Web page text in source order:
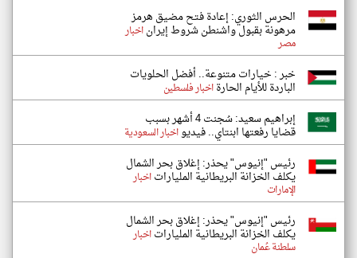
الحرس الثوري: إعادة فتح مضيق هرمز
مرهونة بقبول واشنطن شروط إيراناخبار
مصر
خبر : خيارات متنوعة.. أفضل الحلويات
الباردة للأيام الحارةاخبار فلسطين
إبراهيم سعيد: سُجنت 4 أشهر بسبب
قضايا رفعتها ابنتاي.. فيديواخبار السعودية
رئيس "إنيوس" يحذر: إغلاق بحر الشمال
يكلف الخزانة البريطانية الملياراتاخبار
الإمارات
رئيس "إنيوس" يحذر: إغلاق بحر الشمال
يكلف الخزانة البريطانية الملياراتاخبار
سلطنة عُمان